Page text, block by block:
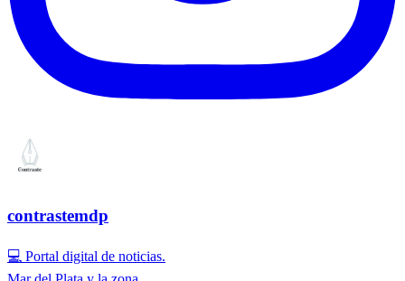
contrastemdp
💻 Portal digital de noticias.